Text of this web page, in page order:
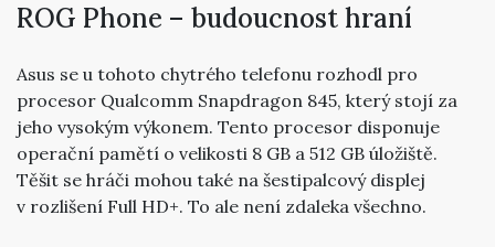
ROG Phone – budoucnost hraní
Asus se u tohoto chytrého telefonu rozhodl pro
procesor Qualcomm Snapdragon 845, který stojí za
jeho vysokým výkonem. Tento procesor disponuje
operační pamětí o velikosti 8 GB a 512 GB úložiště.
Těšit se hráči mohou také na šestipalcový displej
v rozlišení Full HD+. To ale není zdaleka všechno.